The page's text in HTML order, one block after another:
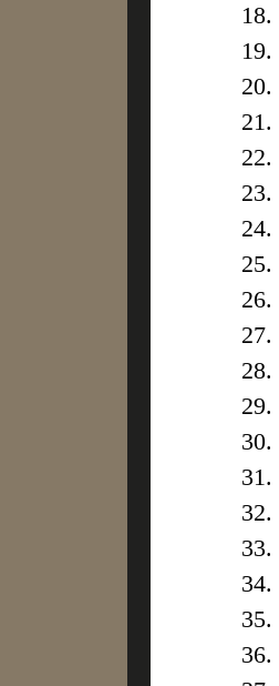
18.
19.
20.
21.
22.
23.
24.
25.
26.
27.
28.
29.
30.
31.
32.
33.
34.
35.
36.